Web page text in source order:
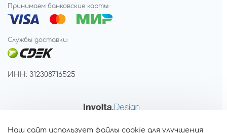
Принимаем банковские карты:
Службы доставки:
ИНН: 312308716525
Наш сайт использует файлы cookie для улучшения